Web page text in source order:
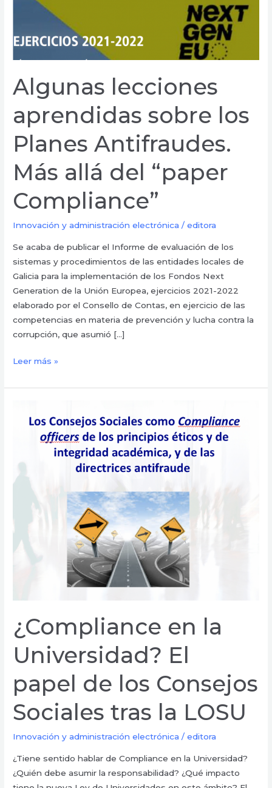
Algunas lecciones
aprendidas sobre los
Planes Antifraudes.
Más allá del “paper
Compliance”
Innovación y administración electrónica /editora
Se acaba de publicar el Informe de evaluación de los
sistemas y procedimientos de las entidades locales de
Galicia para la implementación de los Fondos Next
Generation de la Unión Europea, ejercicios 2021-2022
elaborado por el Consello de Contas, en ejercicio de las
competencias en materia de prevención y lucha contra la
corrupción, que asumió […]
Compliance”
Leer más »
¿Compliance en la
Universidad? El
papel de los Consejos
Sociales tras la LOSU
Innovación y administración electrónica /editora
¿Tiene sentido hablar de Compliance en la Universidad?
¿Quién debe asumir la responsabilidad? ¿Qué impacto
Universidad?
El
papel
Consejos
Sociales
tras